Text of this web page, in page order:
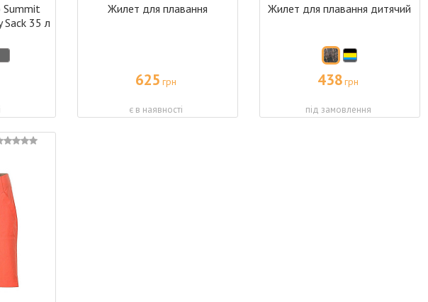
Summit
35 л
Жилет для плавання
625 грн
є в наявності
Жилет для плавання дитячий
438грн
під замовлення